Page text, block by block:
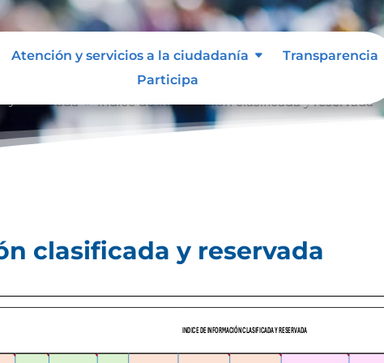
Atención y servicios a la ciudadanía
Transparencia
Participa
reservada Índice de información clasificada y reservada
clasificada y reservada